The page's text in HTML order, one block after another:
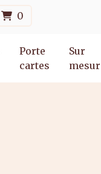
0
Porte
cartes
Sur